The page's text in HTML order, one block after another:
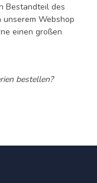
Bestandteil des
Webshop
einen großen
bestellen?